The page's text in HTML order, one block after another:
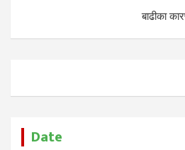
बाढीका
Date